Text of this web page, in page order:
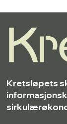
Kretsløpets